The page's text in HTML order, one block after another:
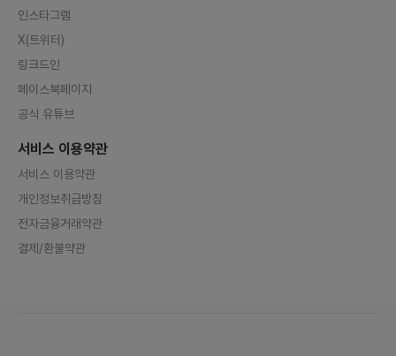
인스타그램
X(트위터)
링크드인
페이스북페이지
공식 유튜브
서비스 이용약관
서비스 이용약관
개인정보취급방침
전자금융거래약관
결제/환불약관